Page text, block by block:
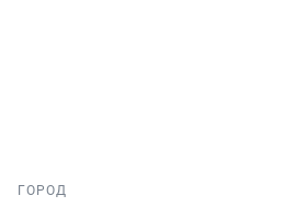
ГОРОД